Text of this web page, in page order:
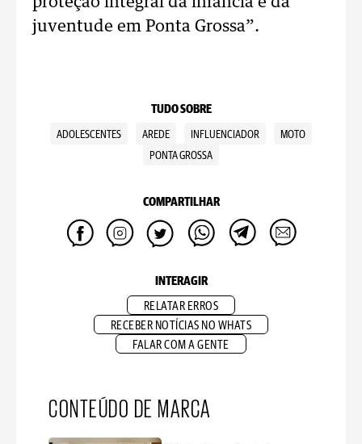
juventude em Ponta Grossa”.
TUDO SOBRE
ADOLESCENTES AREDE INFLUENCIADOR
MOTO
PONTA GROSSA
COMPARTILHAR
INTERAGIR
RELATAR ERROS
RECEBER NOTÍCIAS NO WHATS
FALAR COM A GENTE
CONTEÚDO DE MARCA